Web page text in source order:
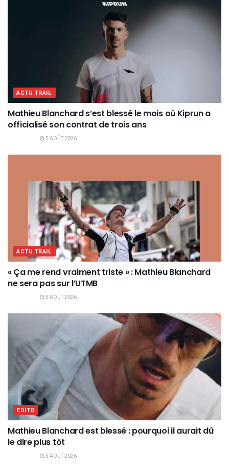
ACTU TRAIL
Mathieu Blanchard s’est blessé le mois où Kiprun a
officialisé son contrat de trois ans
5 AOÛT 2026
ACTU TRAIL
« Ça me rend vraiment triste » : Mathieu Blanchard
ne sera pas sur l’UTMB
5 AOÛT 2026
EDITO
Mathieu Blanchard est blessé : pourquoi il aurait dû
le dire plus tôt
5 AOÛT 2026